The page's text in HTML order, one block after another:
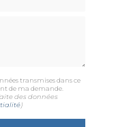
transmises dans ce
de ma demande.
des données
)